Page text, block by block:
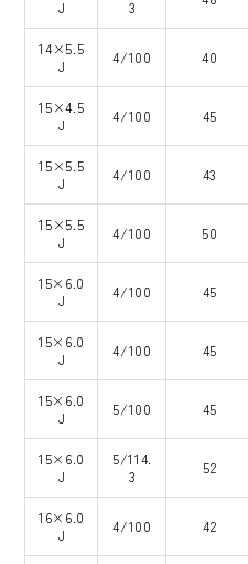
J
3
14×5.5
J
4/100 40
15×4.5
J
4/100 45
15×5.5
J
4/100 43
15×5.5
J
4/100 50
15×6.0
J
4/100 45
15×6.0
J
4/100 45
15×6.0
J
5/100 45
15×6.0
J
5/114.
3
52
16×6.0
J
4/100 42